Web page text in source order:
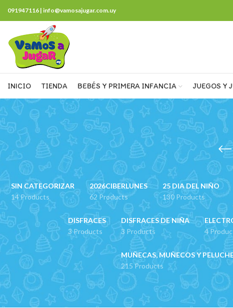
091947116 | info@vamosajugar.com.uy
INICIO TIENDA BEBÉS Y PRIMERA INFANCIA JUEGOS Y
SIN CATEGORIZAR
14 Products
2026CIBERLUNES
62 Products
25 DIA DEL NIÑO
130 Products
DISFRACES
3 Products
DISFRACES DE NIÑA
3 Products
4
MUÑECAS, MUÑECOS Y
215 Products